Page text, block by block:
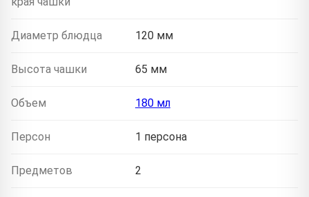
Диаметр блюдца 120 мм
Высота чашки 65 мм
Объем 180 мл
Персон 1 персона
Предметов 2